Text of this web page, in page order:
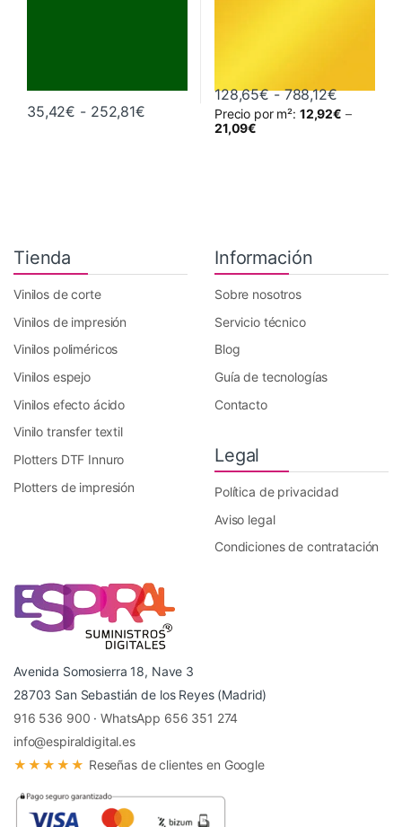
35,42€ - 252,81€Rango de precios: desde 35,42€
Este producto tiene múltiples variantes. Las opciones se
128,65€ - 788,12€Rango
Precio por m²: 12,92€ –
21,09€
Este producto tiene múltiples
Tienda
Vinilos de corte
Vinilos de impresión
Vinilos poliméricos
Vinilos espejo
Vinilos efecto ácido
Vinilo transfer textil
Plotters DTF Innuro
Plotters de impresión
Información
Sobre nosotros
Servicio técnico
Blog
Guía de tecnologías
Contacto
Legal
Política de privacidad
Aviso legal
Condiciones de contratación
Avenida Somosierra 18, Nave 3
28703 San Sebastián de los Reyes (Madrid)
916 536 900 ·WhatsApp 656 351 274
info@espiraldigital.es
★★★★★ Reseñas de clientes en Google